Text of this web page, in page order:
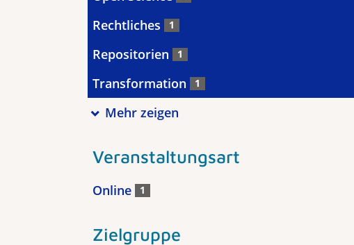
Rechtliches 1
Repositorien 1
Transformation 1
Mehr zeigen
Veranstaltungsart
Online 1
Zielgruppe